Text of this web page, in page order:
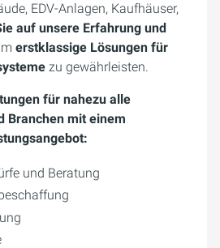
EDV-Anlagen, Kaufhäuser,
auf unsere Erfahrung und
erstklassige Lösungen für
zu gewährleisten.
für nahezu alle
Branchen mit einem
und Beratung